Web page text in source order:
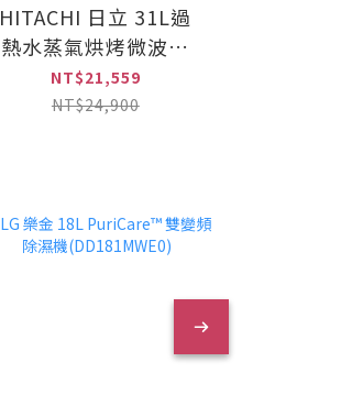
HITACHI 日立 31L過
熱水蒸氣烘烤微波爐
(MROS800AT)
NT$21,559
NT$24,900